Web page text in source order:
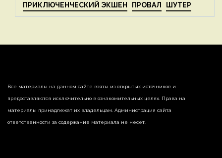
ПРИКЛЮЧЕНЧЕСКИЙ ЭКШЕН ПРОВАЛ ШУТЕР
Все материалы на данном сайте взяты из открытых источников и
предоставляются исключительно в ознакомительных целях. Права на
материалы принадлежат их владельцам. Администрация сайта
ответственности за содержание материала не несет.